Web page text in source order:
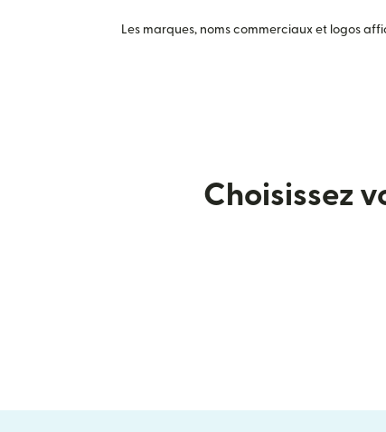
Les marques, noms commerciaux et logos
Choisissez